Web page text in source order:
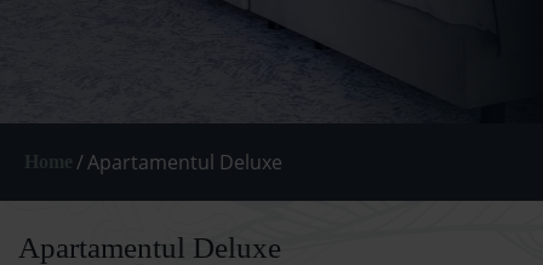
/Apartamentul Deluxe
Apartamentul Deluxe